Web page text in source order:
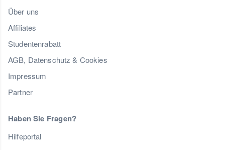
Über uns
Affiliates
Studentenrabatt
AGB, Datenschutz & Cookies
Impressum
Partner
Haben Sie Fragen?
Hilfeportal